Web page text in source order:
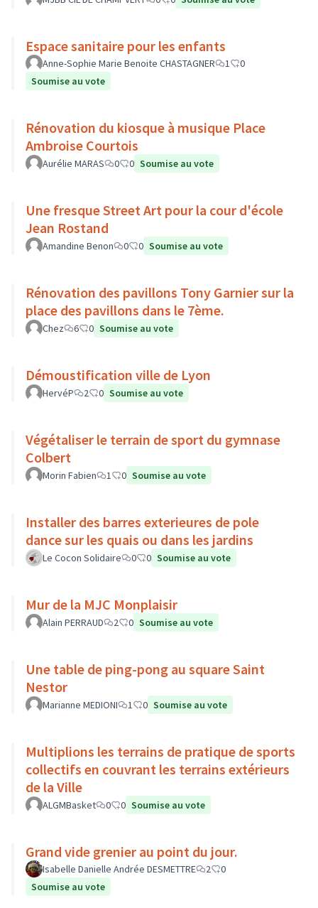
Espace sanitaire pour les enfants
Anne-Sophie Marie Benoite CHASTAGNER 1
0
Soumise au vote
Rénovation du kiosque à musique Place
Ambroise Courtois
Aurélie MARAS 0 0 Soumise au vote
Une fresque Street Art pour la cour d'école
Jean Rostand
Amandine Benon 0 0 Soumise au vote
Rénovation des pavillons Tony Garnier sur la
place des pavillons dans le 7ème.
Chez 6 0 Soumise au vote
Démoustification ville de Lyon
HervéP 2 0 Soumise au vote
Végétaliser le terrain de sport du gymnase
Colbert
Morin Fabien 1 0 Soumise au vote
Installer des barres exterieures de pole
dance sur les quais ou dans les jardins
Le Cocon Solidaire 0 0 Soumise au vote
Mur de la MJC Monplaisir
Alain PERRAUD 2 0 Soumise au vote
Une table de ping-pong au square Saint
Nestor
Marianne MEDIONI 1 0 Soumise au vote
Multiplions les terrains de pratique de sports
collectifs en couvrant les terrains extérieurs
de la Ville
ALGMBasket 0 0 Soumise au vote
Grand vide grenier au point du jour.
Isabelle Danielle Andrée DESMETTRE 2
0
Soumise au vote